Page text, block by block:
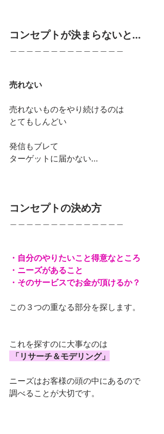
コンセプトが決まらないと…
売れない
売れないものをやり続けるのは
とてもしんどい
発信もブレて
ターゲットに届かない…
コンセプトの決め方
・自分のやりたいこと得意なところ
・ニーズがあること
・そのサービスでお金が頂けるか？
この３つの重なる部分を探します。
これを探すのに大事なのは
「リサーチ＆モデリング」
ニーズはお客様の頭の中にあるので
調べることが大切です。